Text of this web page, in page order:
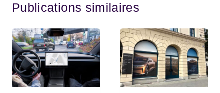
Publications similaires